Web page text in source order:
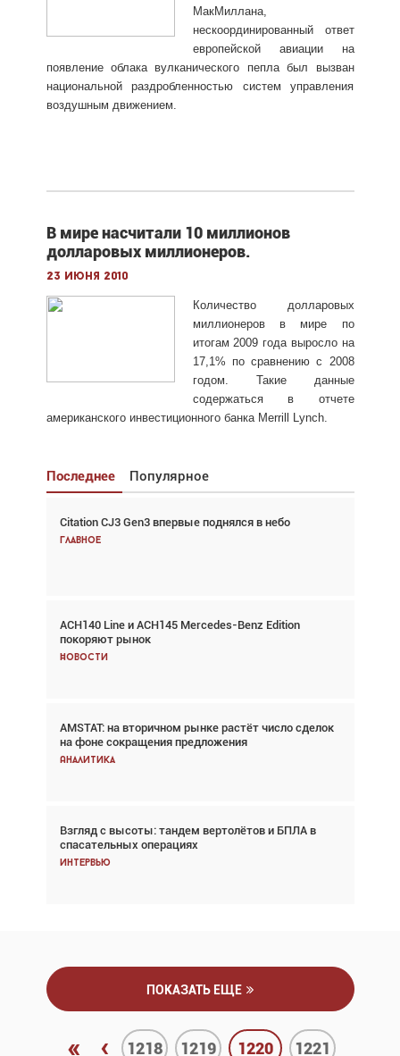
МакМиллана,
нескоординированный ответ
европейской авиации на
появление облака вулканического пепла был вызван
национальной раздробленностью систем управления
воздушным движением.
В мире насчитали 10 миллионов
долларовых миллионеров.
23 июня 2010
Количество долларовых
миллионеров в мире по
итогам 2009 года выросло на
17,1% по сравнению с 2008
годом. Такие данные
содержаться в отчете
американского инвестиционного банка Merrill Lynch.
Последнее Популярное
Citation CJ3 Gen3 впервые поднялся в небо
Главное
ACH140 Line и ACH145 Mercedes-Benz Edition
покоряют рынок
Новости
AMSTAT: на вторичном рынке растёт число сделок
на фоне сокращения предложения
Аналитика
Взгляд с высоты: тандем вертолётов и БПЛА в
спасательных операциях
Интервью
Взгляд с высоты: тандем вертолётов и БПЛА в
спасательных операциях
Авиационный фотограф Дэйв Кох: «Фотография
говорит сама за себя... а ИИ всё портит»
Новости
В городах чемпионата мира наблюдался подъём,
хотя общий трафик снизился
Аналитика
Частный самолёт – это актив. Подходите к
покупке соответствующим образом
Интервью
ПОКАЗАТЬ ЕЩЕ
« ‹ 1218 1219 1220 1221